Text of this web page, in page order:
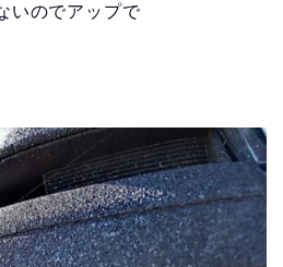
いのでアップで